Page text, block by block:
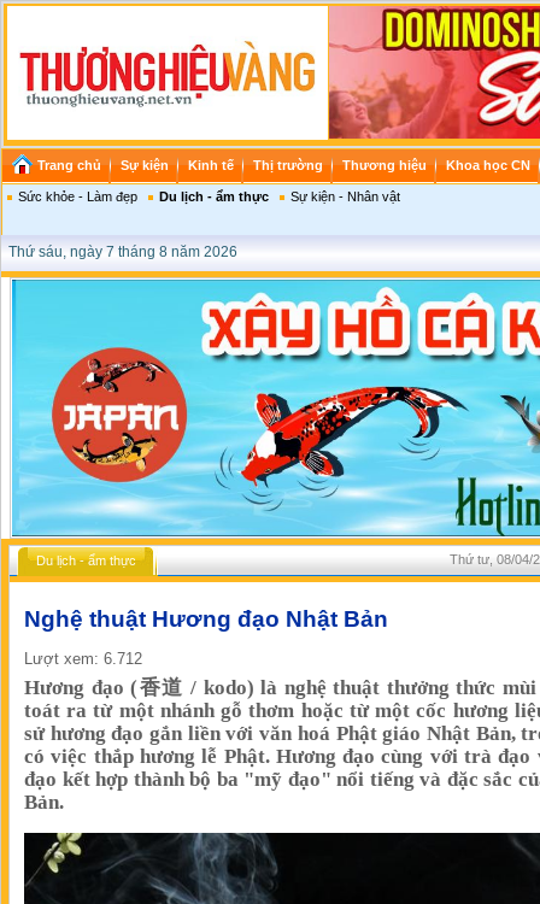
Trang chủ Sự kiện Kinh tế Thị trường Thương hiệu Khoa học CN
Sức khỏe - Làm đẹp Du lịch - ẩm thực Sự kiện - Nhân vật
Thứ sáu, ngày 7 tháng 8 năm 2026
Du lịch - ẩm thực Thứ tư, 08/04/
Nghệ thuật Hương đạo Nhật Bản
Lượt xem: 6.712
Hương đạo (香道 / kodo) là nghệ thuật thưởng thức mùi
toát ra từ một nhánh gỗ thơm hoặc từ một cốc hương
sử hương đạo gắn liền với văn hoá Phật giáo Nhật Bản,
có việc thắp hương lễ Phật. Hương đạo cùng với trà đạo
đạo kết hợp thành bộ ba "mỹ đạo" nổi tiếng và đặc sắc
Bản.